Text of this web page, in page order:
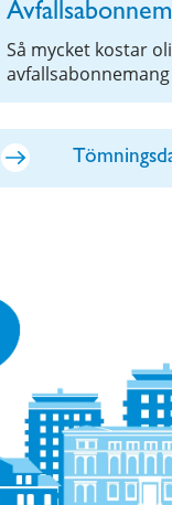
Så mycket kostar
avfallsabonnemang